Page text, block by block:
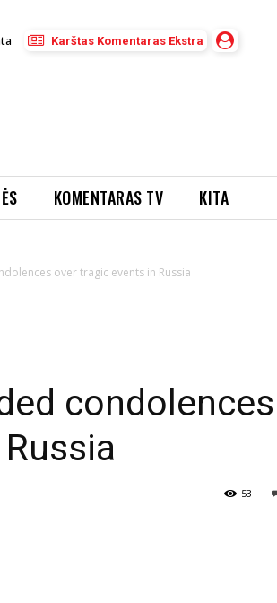
Karštas Komentaras Ekstra
KOMENTARAS TV KITA
over tragic events in Russia
condolences
53